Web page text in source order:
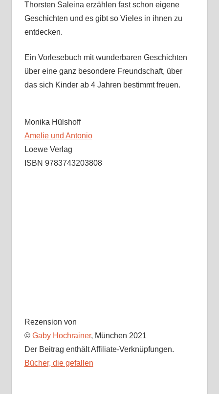
Thorsten Saleina erzählen fast schon eigene
Geschichten und es gibt so Vieles in ihnen zu
entdecken.
Ein Vorlesebuch mit wunderbaren Geschichten
über eine ganz besondere Freundschaft, über
das sich Kinder ab 4 Jahren bestimmt freuen.
Monika Hülshoff
Amelie und Antonio
Loewe Verlag
ISBN 9783743203808
Rezension von
© Gaby Hochrainer, München 2021
Der Beitrag enthält Affiliate-Verknüpfungen.
Bücher, die gefallen